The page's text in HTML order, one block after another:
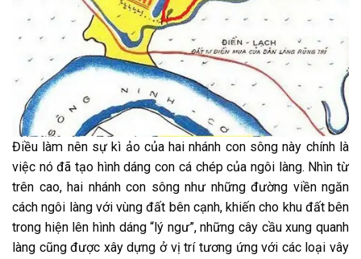
Điều làm nên sự kì ảo của hai nhánh con sông này chính là
việc nó đã tạo hình dáng con cá chép của ngôi làng. Nhìn từ
trên cao, hai nhánh con sông như những đường viền ngăn
cách ngôi làng với vùng đất bên cạnh, khiến cho khu đất bên
trong hiện lên hình dáng “lý ngư”, những cây cầu xung quanh
làng cũng được xây dựng ở vị trí tương ứng với các loại vây